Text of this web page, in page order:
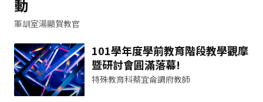
動
軍訓室湯顯賀教官
101學年度學前教育階段教學觀摩
暨研討會圓滿落幕!
特殊教育科蔡宜侖調府教師